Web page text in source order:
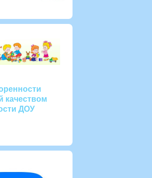
качеством
ДОУ